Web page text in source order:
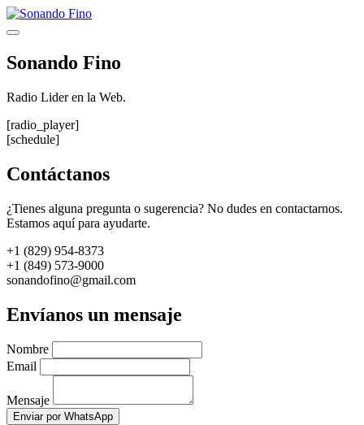
Saltar
al
Menú
Sonando Fino
Radio Lider en la Web.
[radio_player]
[schedule]
Contáctanos
¿Tienes alguna pregunta o sugerencia? No dudes en contactarnos.
Estamos aquí para ayudarte.
+1 (829) 954-8373
+1 (849) 573-9000
sonandofino@gmail.com
Envíanos un mensaje
Nombre
Email
Mensaje
Enviar por WhatsApp